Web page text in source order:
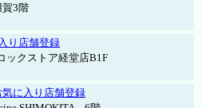
賀3階
り店舗登録
ックストア経堂店B1F
気に入り店舗登録